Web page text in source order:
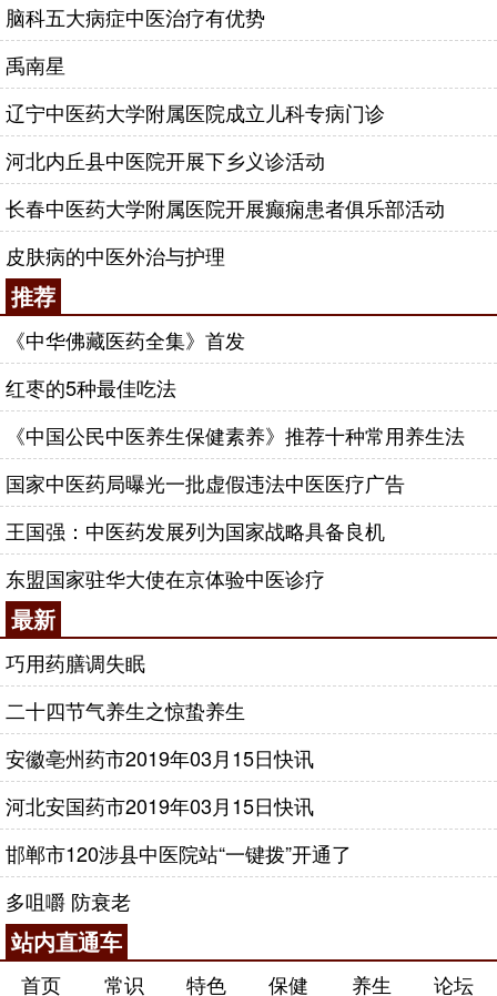
脑科五大病症中医治疗有优势
禹南星
辽宁中医药大学附属医院成立儿科专病门诊
河北内丘县中医院开展下乡义诊活动
长春中医药大学附属医院开展癫痫患者俱乐部活动
皮肤病的中医外治与护理
推荐
《中华佛藏医药全集》首发
红枣的5种最佳吃法
《中国公民中医养生保健素养》推荐十种常用养生法
国家中医药局曝光一批虚假违法中医医疗广告
王国强：中医药发展列为国家战略具备良机
东盟国家驻华大使在京体验中医诊疗
最新
巧用药膳调失眠
二十四节气养生之惊蛰养生
安徽亳州药市2019年03月15日快讯
河北安国药市2019年03月15日快讯
邯郸市120涉县中医院站“一键拨”开通了
多咀嚼 防衰老
站内直通车
首页 常识 特色 保健 养生 论坛